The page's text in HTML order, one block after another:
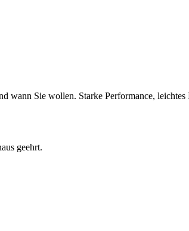
Sie wollen. Starke Performance, leichtes
geehrt.